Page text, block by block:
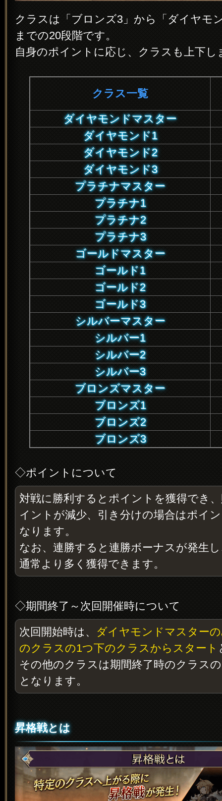
クラスは「ブロンズ3」から「ダイヤモ
までの20段階です。
自身のポイントに応じ、クラスも上下し
クラス一覧
ダイヤモンドマスター
ダイヤモンド1
ダイヤモンド2
ダイヤモンド3
プラチナマスター
プラチナ1
プラチナ2
プラチナ3
ゴールドマスター
ゴールド1
ゴールド2
ゴールド3
シルバーマスター
シルバー1
シルバー2
シルバー3
ブロンズマスター
ブロンズ1
ブロンズ2
ブロンズ3
◇ポイントについて
対戦に勝利するとポイントを獲得でき
イントが減少、引き分けの場合はポイ
なります。
なお、連勝すると連勝ボーナスが発生
通常より多く獲得できます。
◇期間終了～次回開催時について
次回開始時は、 ダイヤモンドマスター
のクラスの1つ下のクラスからスタート
その他のクラスは期間終了時のクラス
となります。
昇格戦とは